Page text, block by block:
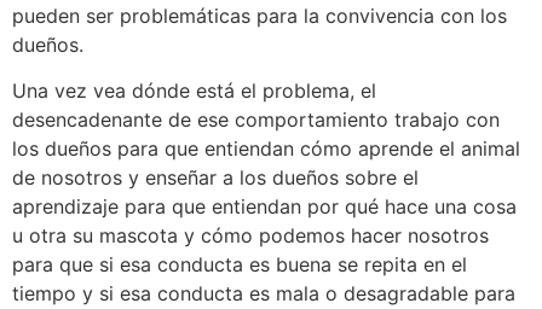
pueden ser problemáticas para la convivencia con los
dueños.
Una vez vea dónde está el problema, el
desencadenante de ese comportamiento trabajo con
los dueños para que entiendan cómo aprende el animal
de nosotros y enseñar a los dueños sobre el
aprendizaje para que entiendan por qué hace una cosa
u otra su mascota y cómo podemos hacer nosotros
para que si esa conducta es buena se repita en el
tiempo y si esa conducta es mala o desagradable para